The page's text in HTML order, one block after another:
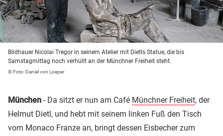
Bildhauer Nicolai Tregor in seinem Atelier mit Dietls Statue, die bis
Samstagmittag noch verhüllt an der Münchner Freiheit steht.
© Foto: Daniel von Loeper
München - Da sitzt er nun am Café Münchner Freiheit, der
Helmut Dietl, und hebt mit seinem linken Fuß den Tisch
vom Monaco Franze an, bringt dessen Eisbecher zum